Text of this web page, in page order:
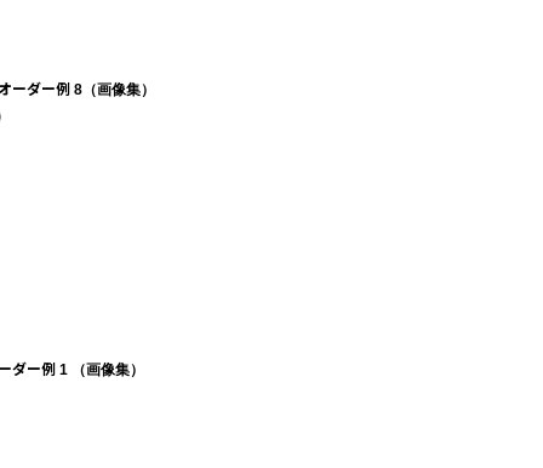
ーダー例 8（画像集）
ダー例 1 （画像集）